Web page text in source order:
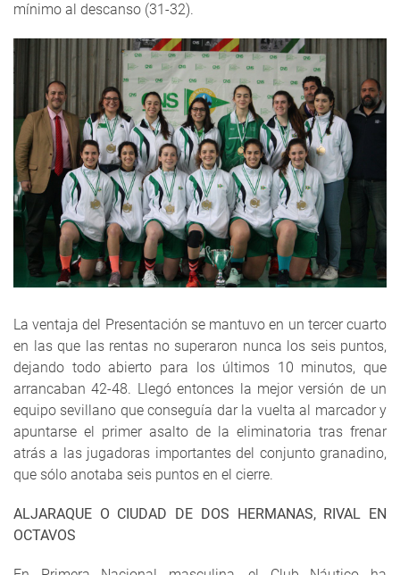
mínimo al descanso (31-32).
La ventaja del Presentación se mantuvo en un tercer cuarto
en las que las rentas no superaron nunca los seis puntos,
dejando todo abierto para los últimos 10 minutos, que
arrancaban 42-48. Llegó entonces la mejor versión de un
equipo sevillano que conseguía dar la vuelta al marcador y
apuntarse el primer asalto de la eliminatoria tras frenar
atrás a las jugadoras importantes del conjunto granadino,
que sólo anotaba seis puntos en el cierre.
ALJARAQUE O CIUDAD DE DOS HERMANAS, RIVAL EN
OCTAVOS